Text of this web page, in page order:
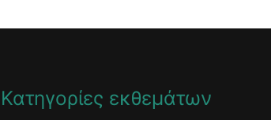
Κατηγορίες εκθεμάτων